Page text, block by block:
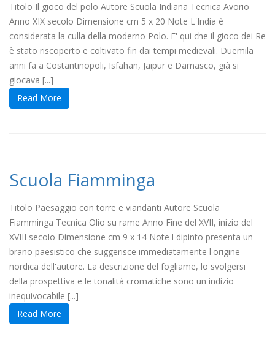
Titolo Il gioco del polo Autore Scuola Indiana Tecnica Avorio
Anno XIX secolo Dimensione cm 5 x 20 Note L'India è
considerata la culla della moderno Polo. E' qui che il gioco dei Re
è stato riscoperto e coltivato fin dai tempi medievali. Duemila
anni fa a Costantinopoli, Isfahan, Jaipur e Damasco, già si
giocava [...]
Read More
Scuola Fiamminga
Titolo Paesaggio con torre e viandanti Autore Scuola
Fiamminga Tecnica Olio su rame Anno Fine del XVII, inizio del
XVIII secolo Dimensione cm 9 x 14 Note l dipinto presenta un
brano paesistico che suggerisce immediatamente l'origine
nordica dell'autore. La descrizione del fogliame, lo svolgersi
della prospettiva e le tonalità cromatiche sono un indizio
inequivocabile [...]
Read More